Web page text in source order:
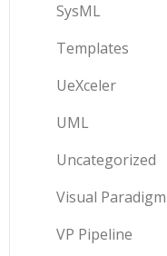
SysML
Templates
UeXceler
UML
Uncategorized
Visual Paradigm
VP Pipeline